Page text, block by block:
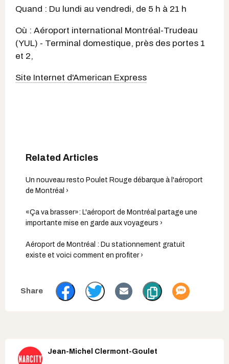
Quand : Du lundi au vendredi, de 5 h à 21 h
Où : Aéroport international Montréal-Trudeau
(YUL) - Terminal domestique, près des portes 1
et 2,
Site Internet d'American Express
Un nouveau resto Poulet Rouge débarque à l'aéroport
de Montréal ›
«Ça va brasser»: L'aéroport de Montréal partage une
importante mise en garde aux voyageurs ›
Aéroport de Montréal : Du stationnement gratuit
existe et voici comment en profiter ›
Jean-Michel Clermont-Goulet